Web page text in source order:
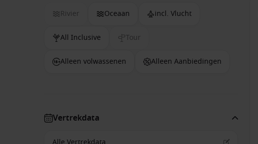
Rivier Oceaan incl. Vlucht
All Inclusive Tour
Alleen volwassenen Alleen Aanbiedingen
Vertrekdata